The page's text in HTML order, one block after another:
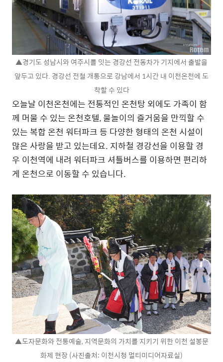
▲경기도 성남시와 여주시를 잇는 경강선 전동차가 기지에서 출발을
앞두고 있다. 경강선 전철 개통으로 강남에서 1시간 내 이천온천에 도
착할 수 있다
오늘날 이천온천에는 전통적인 온천탕 외에도 가족이 함
께 머물 수 있는 온천호텔, 물놀이의 즐거움을 만끽할 수
있는 복합 온천 워터파크 등 다양한 형태의 온천 시설이
많은 사랑을 받고 있는데요. 지하철 경강선을 이용할 경
우 이천역에 내려 워터파크 셔틀버스를 이용하면 편리하
게 온천으로 이동할 수 있습니다.
▲도자문화와 전통예술, 지역문화의 가치를 지키기 위한 이천 설봉문
화제 현장 (사진출처: 이천시청 멀티미디어자료실)